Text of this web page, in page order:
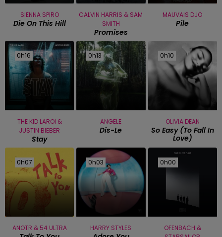
SIENNA SPIRO
Die On This Hill
CALVIN HARRIS & SAM
SMITH
Promises
MAUVAIS DJO
Pile
0h16
0h16
THE KID LAROI &
JUSTIN BIEBER
Stay
0h13
0h13
ANGELE
Dis-Le
0h10
0h10
OLIVIA DEAN
So Easy (to Fall In
Love)
0h07
0h07
ANOTR & 54 ULTRA
0h03
0h03
HARRY STYLES
0h00
0h00
OFENBACH &